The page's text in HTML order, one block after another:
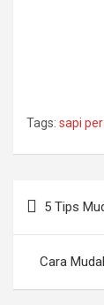
Tags: sapi
Post
navigation
5 Tips
Cara